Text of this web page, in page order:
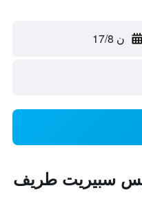
ن 17/8
سبيريت طريف